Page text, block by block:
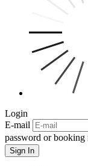
Login
E-mail
password or booking
Sign In